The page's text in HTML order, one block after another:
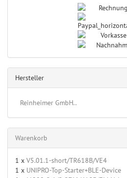
Hersteller
Reinheimer GmbH..
Warenkorb
1 x V5.01.1-short/TR618B/VE4
1 x UNIPRO-Top-Starter+BLE-Device